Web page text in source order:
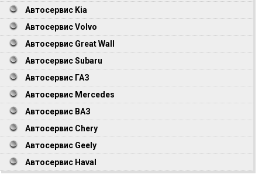
Автосервис Kia
Автосервис Volvo
Автосервис Great Wall
Автосервис Subaru
Автосервис ГАЗ
Автосервис Mercedes
Автосервис ВАЗ
Автосервис Chery
Автосервис Geely
Автосервис Haval